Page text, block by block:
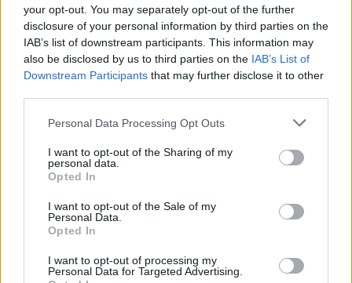
your opt-out. You may separately opt-out of the further
disclosure of your personal information by third parties on the
IAB’s list of downstream participants. This information may
also be disclosed by us to third parties on the IAB’s List of
Downstream Participants that may further disclose it to other
Personal Data Processing Opt Outs
I want to opt-out of the Sharing of my
personal data.
Opted In
I want to opt-out of the Sale of my
Personal Data.
Opted In
I want to opt-out of processing my
Personal Data for Targeted Advertising.
Covilhã: Especialista aponta investimento estrangeiro e
valorização imobiliária como motores do crescimento da
Beira Interior
Rio de Janeiro: Governo do Estado propõe parceria com a
FUNCEX para “reforçar inteligência sobre comércio
Esposende acolhe festival de kitesurf
COMENTÁRIOS RECENTES
ÚLTIMAS DESTAQUE VIDEOS